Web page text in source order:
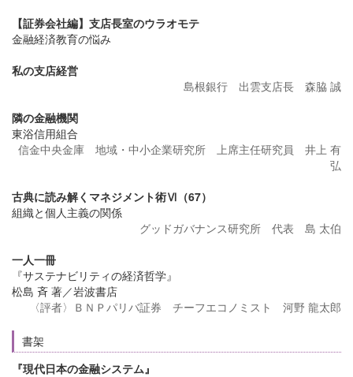
【証券会社編】支店長室のウラオモテ
金融経済教育の悩み
私の支店経営
島根銀行 出雲支店長 森脇 誠
隣の金融機関
東浴信用組合
信金中央金庫 地域・中小企業研究所 上席主任研究員 井上 有
弘
古典に読み解くマネジメント術Ⅵ（67）
組織と個人主義の関係
グッドガバナンス研究所 代表 島 太伯
一人一冊
『サステナビリティの経済哲学』
松島 斉 著／岩波書店
〈評者〉ＢＮＰパリバ証券 チーフエコノミスト 河野 龍太郎
書架
『現代日本の金融システム』